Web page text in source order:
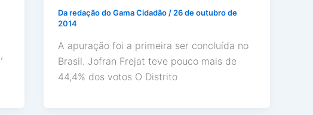
Da redação do Gama Cidadão / 26 de outubro de
2014
A apuração foi a primeira ser concluída no
Brasil. Jofran Frejat teve pouco mais de
44,4% dos votos O Distrito